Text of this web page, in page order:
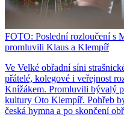
FOTO: Poslední rozloučení s
promluvili Klaus a Klempíř
Ve Velké obřadní síni
přátelé, kolegové i veřejnost
Knížákem. Promluvili bývalý
kultury Oto Klempíř. Pohřeb
česká hymna a po skončení